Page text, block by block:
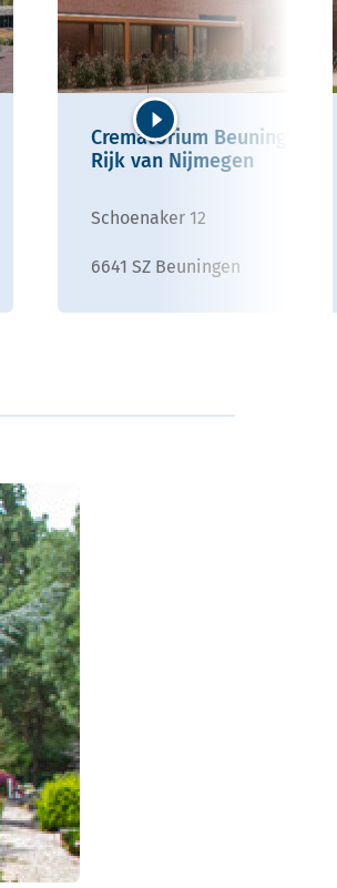
Crematorium Beuningen
Rijk van Nijmegen
Schoenaker 12
6641 SZ Beuningen
Volgende